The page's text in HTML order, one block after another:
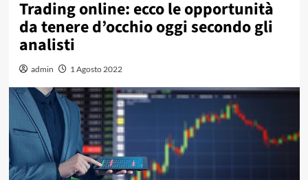
Trading online: ecco le opportunità
da tenere d’occhio oggi secondo gli
analisti
admin 1 Agosto 2022